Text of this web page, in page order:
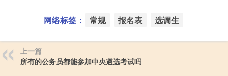
网络标签： 常规 报名表 选调生
上一篇
所有的公务员都能参加中央遴选考试吗